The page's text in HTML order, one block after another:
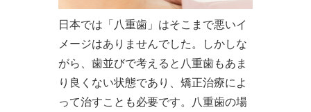
日本では「八重歯」はそこまで悪いイ
メージはありませんでした。しかしな
がら、歯並びで考えると八重歯もあま
り良くない状態であり、矯正治療によ
って治すことも必要です。八重歯の場